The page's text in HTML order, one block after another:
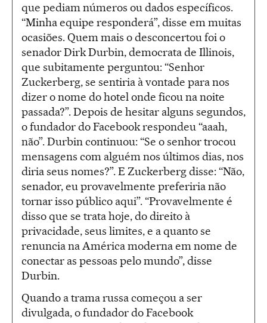
que pediam números ou dados específicos.
“Minha equipe responderá”, disse em muitas
ocasiões. Quem mais o desconcertou foi o
senador Dirk Durbin, democrata de Illinois,
que subitamente perguntou: “Senhor
Zuckerberg, se sentiria à vontade para nos
dizer o nome do hotel onde ficou na noite
passada?”. Depois de hesitar alguns segundos,
o fundador do Facebook respondeu “aaah,
não”. Durbin continuou: “Se o senhor trocou
mensagens com alguém nos últimos dias, nos
diria seus nomes?”. E Zuckerberg disse: “Não,
senador, eu provavelmente preferiria não
tornar isso público aqui”. “Provavelmente é
disso que se trata hoje, do direito à
privacidade, seus limites, e a quanto se
renuncia na América moderna em nome de
conectar as pessoas pelo mundo”, disse
Durbin.
Quando a trama russa começou a ser
divulgada, o fundador do Facebook